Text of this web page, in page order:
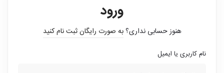
ورود
هنوز حسابی نداری؟به صورت رایگان ثبت نام کنید
نام کاربری یا ایمیل